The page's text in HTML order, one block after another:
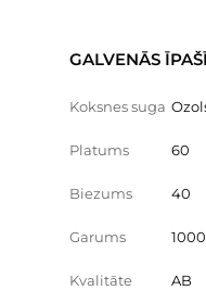
GALVENĀS
Koksnes suga
Platums 60
Biezums 40
Garums 1000
Kvalitāte AB